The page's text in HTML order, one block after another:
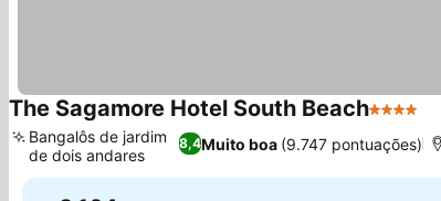
The Sagamore Hotel South Beach4 Estrelas
8,4Muito boa (9.747 pontuações)
Bangalôs de jardim
de dois andares